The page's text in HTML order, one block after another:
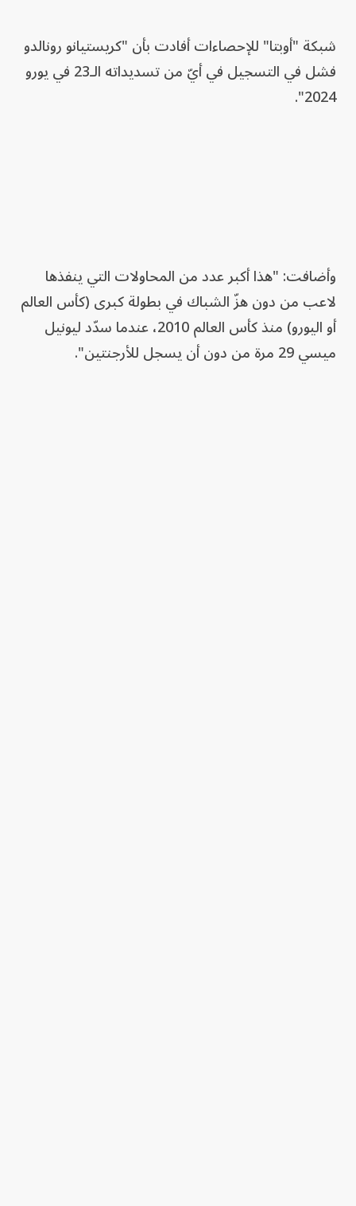
شبكة "أوبتا" للإحصاءات أفادت بأن "كريستيانو رونالدو
فشل في التسجيل في أيّ من تسديداته الـ23 في يورو
2024".
وأضافت: "هذا أكبر عدد من المحاولات التي ينفذها
لاعب من دون هزّ الشباك في بطولة كبرى (كأس العالم
أو اليورو) منذ كأس العالم 2010، عندما سدّد ليونيل
ميسي 29 مرة من دون أن يسجل للأرجنتين".